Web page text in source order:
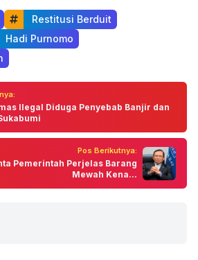
Restitusi Berduit
Hadi Purnomo
Ilegal Diduga Penyebab Banjir dan
Pos Berikutnya:
Pemerintah Perjelas Barang
Mewah Kena...